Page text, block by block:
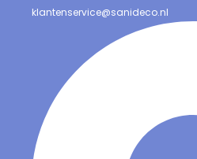
klantenservice@sanideco.nl